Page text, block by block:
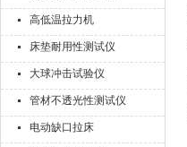
高低温拉力机
床垫耐用性测试仪
大球冲击试验仪
管材不透光性测试仪
电动缺口拉床